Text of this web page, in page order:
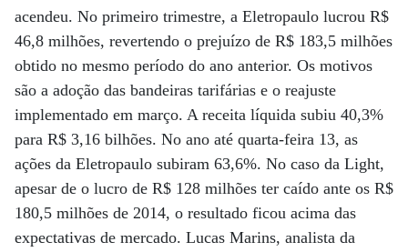
acendeu. No primeiro trimestre, a Eletropaulo lucrou R$
46,8 milhões, revertendo o prejuízo de R$ 183,5 milhões
obtido no mesmo período do ano anterior. Os motivos
são a adoção das bandeiras tarifárias e o reajuste
implementado em março. A receita líquida subiu 40,3%
para R$ 3,16 bilhões. No ano até quarta-feira 13, as
ações da Eletropaulo subiram 63,6%. No caso da Light,
apesar de o lucro de R$ 128 milhões ter caído ante os R$
180,5 milhões de 2014, o resultado ficou acima das
expectativas de mercado. Lucas Marins, analista da